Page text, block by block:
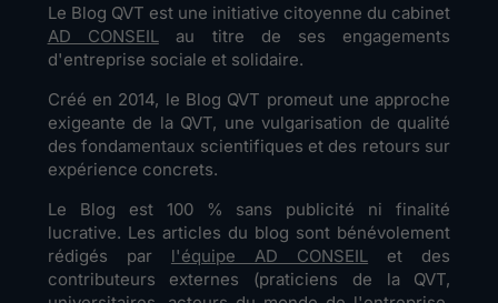
Le Blog QVT est une initiative citoyenne du cabinet
AD CONSEIL
au titre de ses engagements
d'entreprise sociale et solidaire.
Créé en 2014, le Blog QVT promeut une approche
exigeante de la QVT, une vulgarisation de qualité
des fondamentaux scientifiques et des retours sur
expérience concrets.
Le Blog est 100 % sans publicité ni finalité
lucrative. Les articles du blog sont bénévolement
rédigés par l'équipe AD CONSEIL
et des
contributeurs externes (praticiens de la QVT,